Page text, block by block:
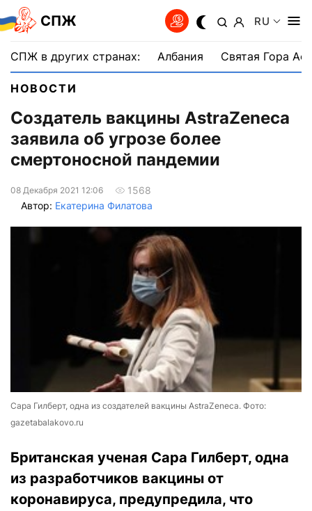
СПЖ RU
СПЖ в других странах: Албания Святая Гора
НОВОСТИ
Создатель вакцины AstraZeneca
заявила об угрозе более
смертоносной пандемии
08 Декабря 2021 12:06
1568
Автор: Екатерина Филатова
Сара Гилберт, одна из создателей вакцины AstraZeneca. Фото:
gazetabalakovo.ru
Британская ученая Сара Гилберт, одна
из разработчиков вакцины от
коронавируса, предупредила, что